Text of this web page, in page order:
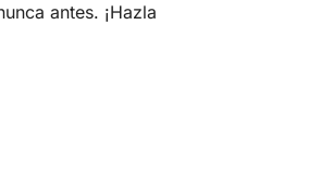
antes. ¡Hazla